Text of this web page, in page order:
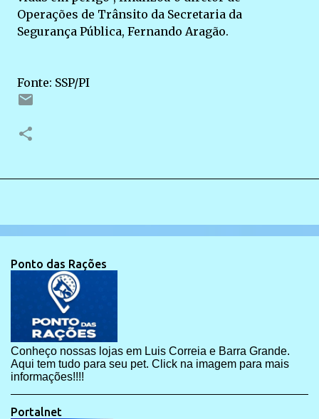
Operações de Trânsito da Secretaria da
Segurança Pública, Fernando Aragão.
Fonte: SSP/PI
Ponto das Rações
Conheço nossas lojas em Luis Correia e Barra Grande.
Aqui tem tudo para seu pet. Click na imagem para mais
informações!!!!
Portalnet